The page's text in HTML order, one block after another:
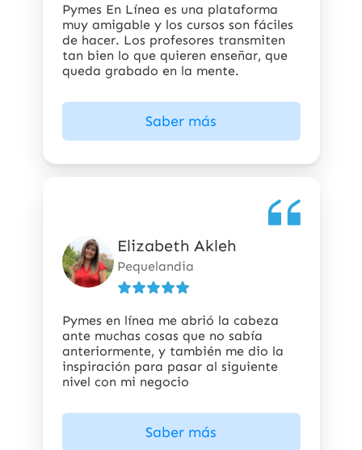
Pymes En Línea es una plataforma
muy amigable y los cursos son fáciles
de hacer. Los profesores transmiten
tan bien lo que quieren enseñar, que
queda grabado en la mente.
Saber más
Elizabeth Akleh
Pequelandia
5
de
5
Pymes en línea me abrió la cabeza
ante muchas cosas que no sabía
anteriormente, y también me dio la
inspiración para pasar al siguiente
nivel con mi negocio
Saber más